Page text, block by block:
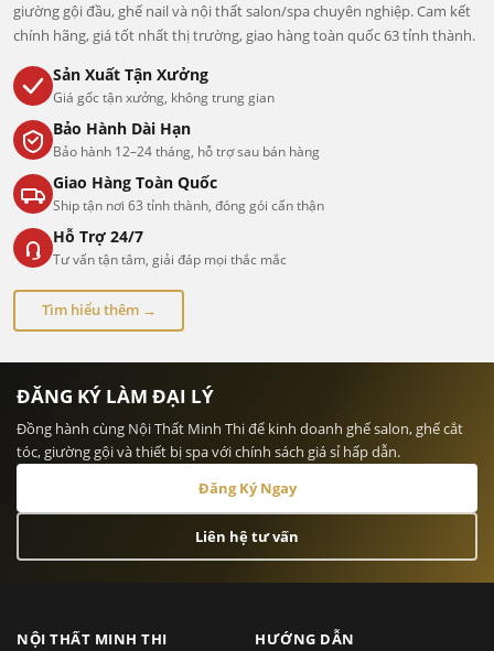
giường gội đầu, ghế nail và nội thất salon/spa chuyên nghiệp. Cam kết
chính hãng, giá tốt nhất thị trường, giao hàng toàn quốc 63 tỉnh thành.
Sản Xuất Tận Xưởng
Giá gốc tận xưởng, không trung gian
Bảo Hành Dài Hạn
Bảo hành 12–24 tháng, hỗ trợ sau bán hàng
Giao Hàng Toàn Quốc
Ship tận nơi 63 tỉnh thành, đóng gói cẩn thận
Hỗ Trợ 24/7
Tư vấn tận tâm, giải đáp mọi thắc mắc
Tìm hiểu thêm →
ĐĂNG KÝ LÀM ĐẠI LÝ
Đồng hành cùng Nội Thất Minh Thi để kinh doanh ghế salon, ghế cắt
tóc, giường gội và thiết bị spa với chính sách giá sỉ hấp dẫn.
Đăng Ký Ngay
Liên hệ tư vấn
NỘI THẤT MINH THI HƯỚNG DẪN